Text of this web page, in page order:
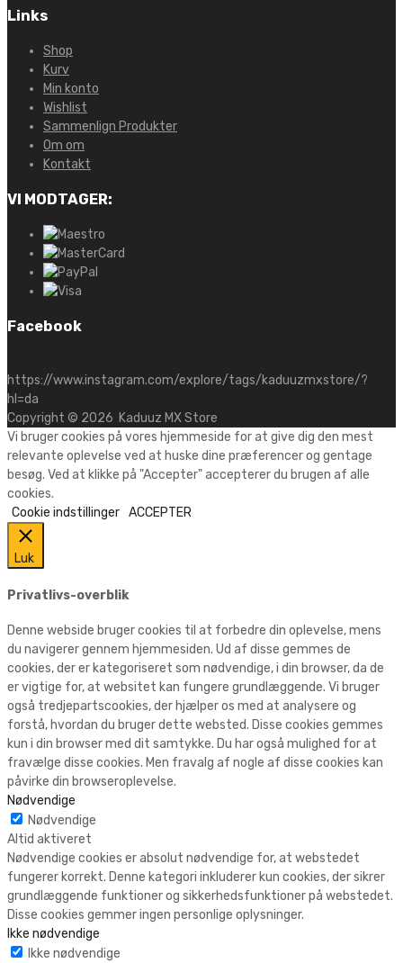
Links
Shop
Kurv
Min konto
Wishlist
Sammenlign Produkter
Om om
Kontakt
VI MODTAGER:
Facebook
https://www.instagram.com/explore/tags/kaduuzmxstore/?
hl=da
Copyright © 2026 Kaduuz MX Store
Vi bruger cookies på vores hjemmeside for at give dig den mest
relevante oplevelse ved at huske dine præferencer og gentage
besøg. Ved at klikke på "Accepter" accepterer du brugen af alle
cookies.
Cookie indstillinger ACCEPTER
Luk
Privatlivs-overblik
Denne webside bruger cookies til at forbedre din oplevelse, mens
du navigerer gennem hjemmesiden. Ud af disse gemmes de
cookies, der er kategoriseret som nødvendige, i din browser, da de
er vigtige for, at websitet kan fungere grundlæggende. Vi bruger
også tredjepartscookies, der hjælper os med at analysere og
forstå, hvordan du bruger dette websted. Disse cookies gemmes
kun i din browser med dit samtykke. Du har også mulighed for at
fravælge disse cookies. Men fravalg af nogle af disse cookies kan
påvirke din browseroplevelse.
Nødvendige
Nødvendige
Altid aktiveret
Nødvendige cookies er absolut nødvendige for, at webstedet
fungerer korrekt. Denne kategori inkluderer kun cookies, der sikrer
grundlæggende funktioner og sikkerhedsfunktioner på webstedet.
Disse cookies gemmer ingen personlige oplysninger.
Ikke nødvendige
Ikke nødvendige